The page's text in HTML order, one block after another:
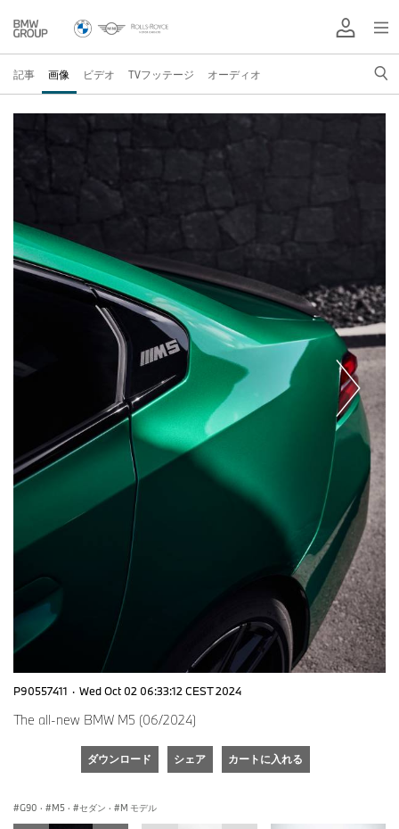
記事 画像 ビデオ TVフッテージ オーディオ
P90557411 · Wed Oct 02 06:33:12 CEST 2024
The all-new BMW M5 (06/2024)
ダウンロード シェア カートに入れる
G90 · M5 · セダン · M モデル